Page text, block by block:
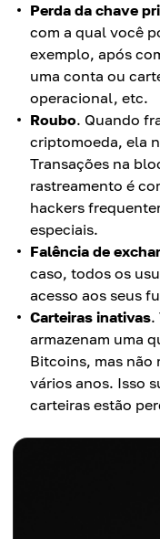
Perda da chave
com a qual você
exemplo, após
uma conta ou
operacional, etc.
Roubo. Quando
criptomoeda, ela
Transações na
rastreamento é
hackers
especiais.
Falência de
caso, todos os
acesso aos seus
Carteiras inativas.
armazenam uma
Bitcoins, mas não
vários anos. Isso
carteiras estão